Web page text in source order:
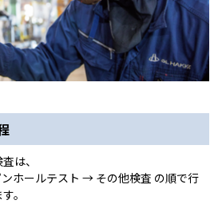
は、
ホールテスト → その他検査 の順で行
。